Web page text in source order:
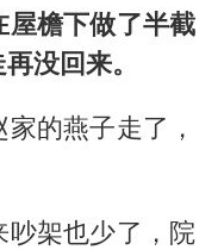
檐下做了半截
没回来。
的燕子走了，
吵架也少了，院